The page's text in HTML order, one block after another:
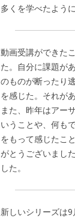
多くを学べたよう
動画受講ができた
た。自分に課題が
のものが断ったり
を感じた。それが
また、昨年はアー
いうことや、何も
をもって感じたこ
がとうございまし
した。
新しいシリーズは